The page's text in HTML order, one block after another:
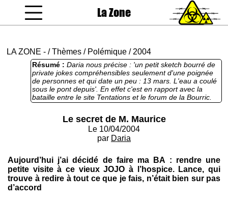
La Zone
LA ZONE - /Thèmes / Polémique / 2004
Résumé : Daria nous précise : 'un petit sketch bourré de
private jokes compréhensibles seulement d'une poignée
de personnes et qui date un peu : 13 mars. L'eau a coulé
sous le pont depuis'. En effet c'est en rapport avec la
bataille entre le site Tentations et le forum de la Bourric.
Texte accessibles seulement aux initiés et aux
Le secret de M. Maurice
Le 10/04/2004
par Daria
Aujourd’hui j’ai décidé de faire ma BA : rendre une
petite visite à ce vieux JOJO à l’hospice. Lance, qui
trouve à redire à tout ce que je fais, n’était bien sur pas
d’accord